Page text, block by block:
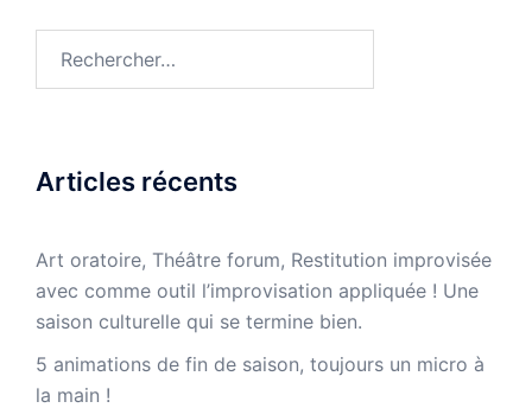
Articles récents
Art oratoire, Théâtre forum, Restitution improvisée
avec comme outil l’improvisation appliquée ! Une
saison culturelle qui se termine bien.
5 animations de fin de saison, toujours un micro à
la main !